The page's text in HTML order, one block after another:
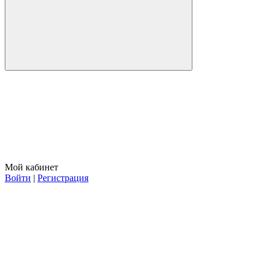
Мой кабинет
Войти | Регистрация